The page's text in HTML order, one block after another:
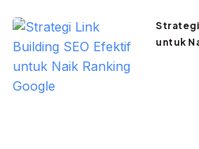
Strategi
untuk